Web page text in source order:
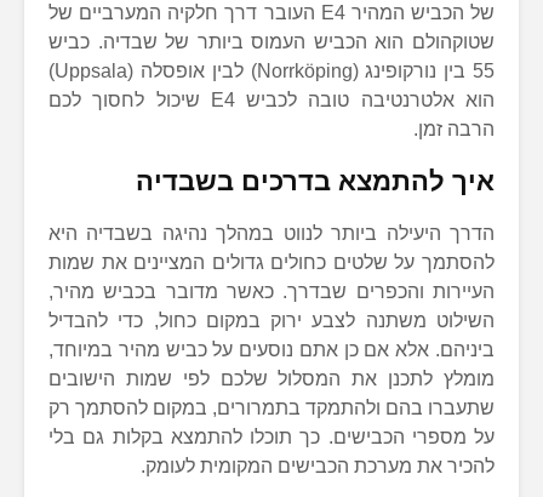
של הכביש המהיר E4 העובר דרך חלקיה המערביים של
שטוקהולם הוא הכביש העמוס ביותר של שבדיה. כביש
55 בין נורקופינג (Norrköping) לבין אופסלה (Uppsala)
הוא אלטרנטיבה טובה לכביש E4 שיכול לחסוך לכם
הרבה זמן.
איך להתמצא בדרכים בשבדיה
הדרך היעילה ביותר לנווט במהלך נהיגה בשבדיה היא
להסתמך על שלטים כחולים גדולים המציינים את שמות
העיירות והכפרים שבדרך. כאשר מדובר בכביש מהיר,
השילוט משתנה לצבע ירוק במקום כחול, כדי להבדיל
ביניהם. אלא אם כן אתם נוסעים על כביש מהיר במיוחד,
מומלץ לתכנן את המסלול שלכם לפי שמות הישובים
שתעברו בהם ולהתמקד בתמרורים, במקום להסתמך רק
על מספרי הכבישים. כך תוכלו להתמצא בקלות גם בלי
להכיר את מערכת הכבישים המקומית לעומק.